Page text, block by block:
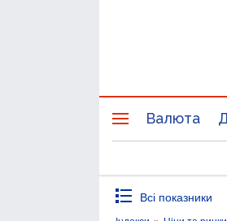
Валюта
Всі показники